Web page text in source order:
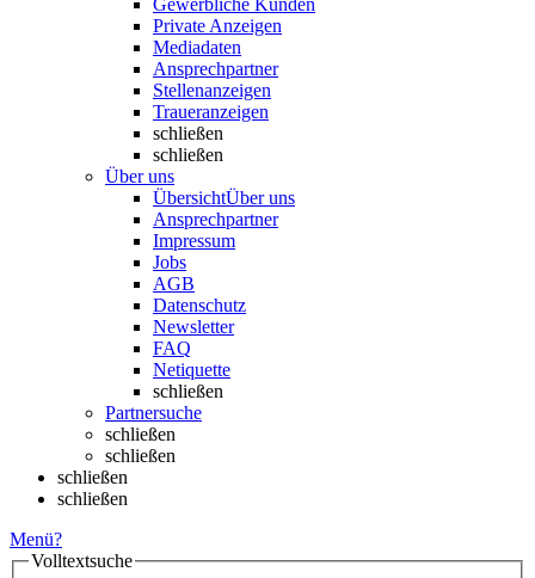
Gewerbliche Kunden
Private Anzeigen
Mediadaten
Ansprechpartner
Stellenanzeigen
Traueranzeigen
schließen
schließen
Über uns
ÜbersichtÜber uns
Ansprechpartner
Impressum
Jobs
AGB
Datenschutz
Newsletter
FAQ
Netiquette
schließen
Partnersuche
schließen
schließen
schließen
schließen
Menü?
Volltextsuche